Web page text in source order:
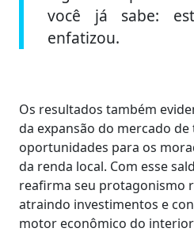
você já sabe:
enfatizou.
Os resultados também
da expansão do mercado
oportunidades para os
da renda local. Com esse
reafirma seu protagonismo
atraindo investimentos e
motor econômico do